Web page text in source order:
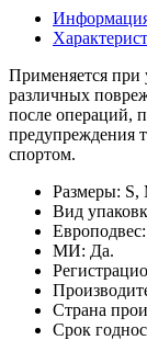
Применяется
различных
после операций,
предупреждения
спортом.
Размеры:
Вид
МИ: Да.
Страна
Срок